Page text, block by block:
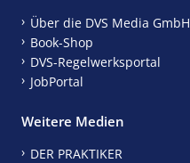
Über die DVS Media GmbH
Book-Shop
DVS-Regelwerksportal
JobPortal
Weitere Medien
DER PRAKTIKER